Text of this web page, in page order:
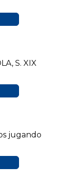
S. XIX
jugando